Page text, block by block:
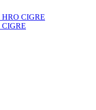
HRO CIGRE
CIGRE